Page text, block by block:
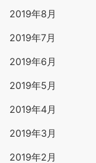
2019年8月
2019年7月
2019年6月
2019年5月
2019年4月
2019年3月
2019年2月